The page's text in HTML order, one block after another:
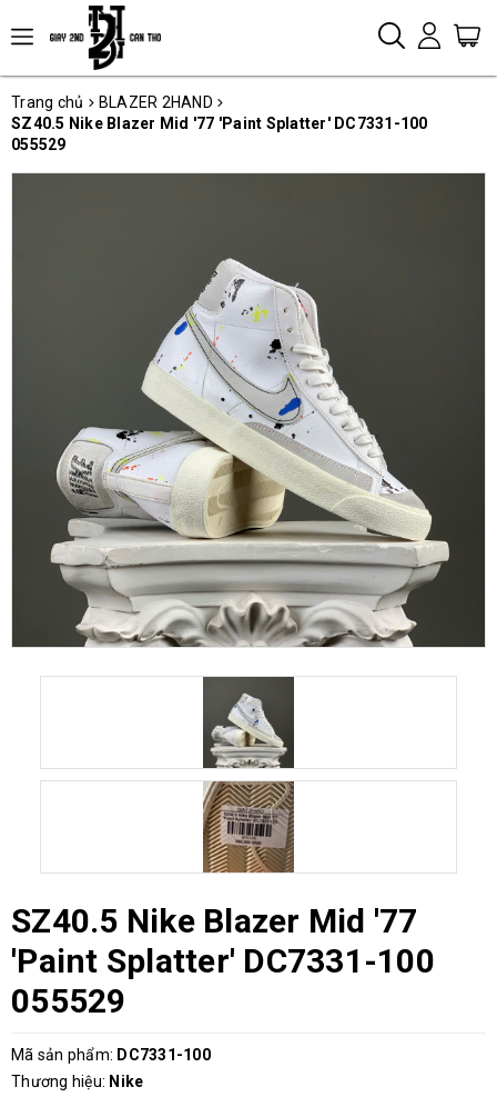
Trang chủ
BLAZER 2HAND
SZ40.5 Nike Blazer Mid '77 'Paint Splatter' DC7331-100
055529
SZ40.5 Nike Blazer Mid '77
'Paint Splatter' DC7331-100
055529
Mã sản phẩm: DC7331-100
Thương hiệu: Nike